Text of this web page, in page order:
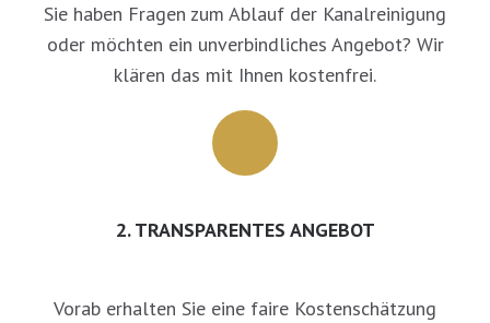
Sie haben Fragen zum Ablauf der Kanalreinigung
oder möchten ein unverbindliches Angebot? Wir
klären das mit Ihnen kostenfrei.
2. TRANSPARENTES ANGEBOT
Vorab erhalten Sie eine faire Kostenschätzung